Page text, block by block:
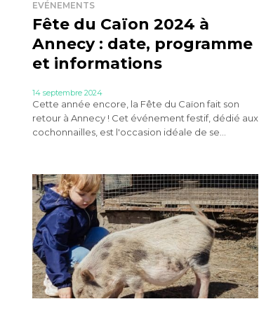
EVÉNEMENTS
Fête du Caïon 2024 à
Annecy : date, programme
et informations
14 septembre 2024
Cette année encore, la Fête du Caïon fait son
retour à Annecy ! Cet événement festif, dédié aux
cochonnailles, est l'occasion idéale de se...